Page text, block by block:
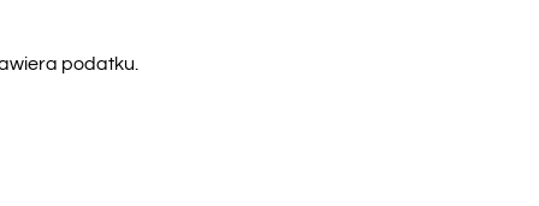
podatku.